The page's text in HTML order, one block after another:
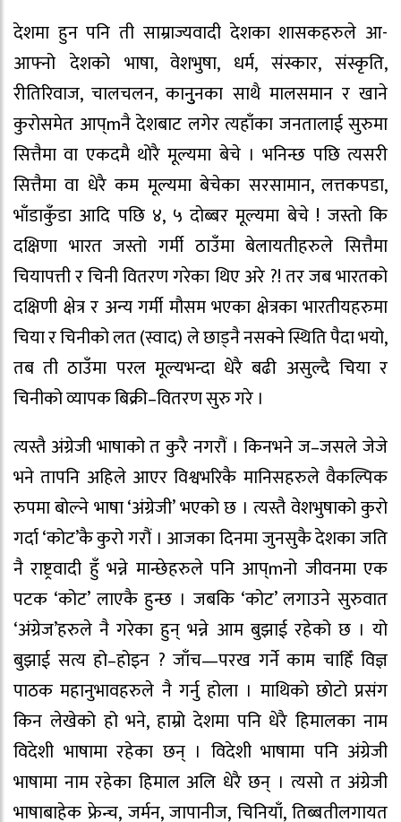
देशमा हुन पनि ती साम्राज्यवादी देशका शासकहरुले आ-
आफ्नो देशको भाषा, वेशभुषा, धर्म, संस्कार, संस्कृति,
रीतिरिवाज, चालचलन, कानुुनका साथै मालसमान र खाने
कुरोसमेत आप्mनै देशबाट लगेर त्यहाँका जनतालाई सुरुमा
सित्तैमा वा एकदमै थोरै मूल्यमा बेचे । भनिन्छ पछि त्यसरी
सित्तैमा वा धेरै कम मूल्यमा बेचेका सरसामान, लत्तकपडा,
भाँडाकुँडा आदि पछि ४, ५ दोब्बर मूल्यमा बेचे ! जस्तो कि
दक्षिणा भारत जस्तो गर्मी ठाउँमा बेलायतीहरुले सित्तैमा
चियापत्ती र चिनी वितरण गरेका थिए अरे ?! तर जब भारतको
दक्षिणी क्षेत्र र अन्य गर्मी मौसम भएका क्षेत्रका भारतीयहरुमा
चिया र चिनीको लत (स्वाद) ले छाड्नै नसक्ने स्थिति पैदा भयो,
तब ती ठाउँमा परल मूल्यभन्दा धेरै बढी असुल्दै चिया र
चिनीको व्यापक बिक्री–वितरण सुरु गरे ।
त्यस्तै अंग्रेजी भाषाको त कुरै नगरौं । किनभने ज–जसले जेजे
भने तापनि अहिले आएर विश्वभरिकै मानिसहरुले वैकल्पिक
रुपमा बोल्ने भाषा ‘अंग्रेजी’ भएको छ । त्यस्तै वेशभुषाको कुरो
गर्दा ‘कोट’कै कुरो गरौं । आजका दिनमा जुनसुकै देशका जति
नै राष्ट्रवादी हुँ भन्ने मान्छेहरुले पनि आप्mनो जीवनमा एक
पटक ‘कोट’ लाएकै हुन्छ । जबकि ‘कोट’ लगाउने सुरुवात
‘अंग्रेज’हरुले नै गरेका हुन् भन्ने आम बुझाई रहेको छ । यो
बुझाई सत्य हो–होइन ? जाँच—परख गर्ने काम चाहिँ विज्ञ
पाठक महानुभावहरुले नै गर्नु होला । माथिको छोटो प्रसंग
किन लेखेको हो भने, हाम्रो देशमा पनि धेरै हिमालका नाम
विदेशी भाषामा रहेका छन् । विदेशी भाषामा पनि अंग्रेजी
भाषामा नाम रहेका हिमाल अलि धेरै छन् । त्यसो त अंग्रेजी
भाषाबाहेक फ्रेन्च, जर्मन, जापानीज, चिनियाँ, तिब्बतीलगायत